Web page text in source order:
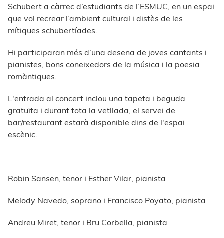
Schubert a càrrec d’estudiants de l’ESMUC, en un espai
que vol recrear l’ambient cultural i distès de les
mítiques schubertíades.
Hi participaran més d’una desena de joves cantants i
pianistes, bons coneixedors de la música i la poesia
romàntiques.
L'entrada al concert inclou una tapeta i beguda
gratuïta i durant tota la vetllada, el servei de
bar/restaurant estarà disponible dins de l'espai
escènic.
Robin Sansen, tenor i Esther Vilar, pianista
Melody Navedo, soprano i Francisco Poyato, pianista
Andreu Miret, tenor i Bru Corbella, pianista